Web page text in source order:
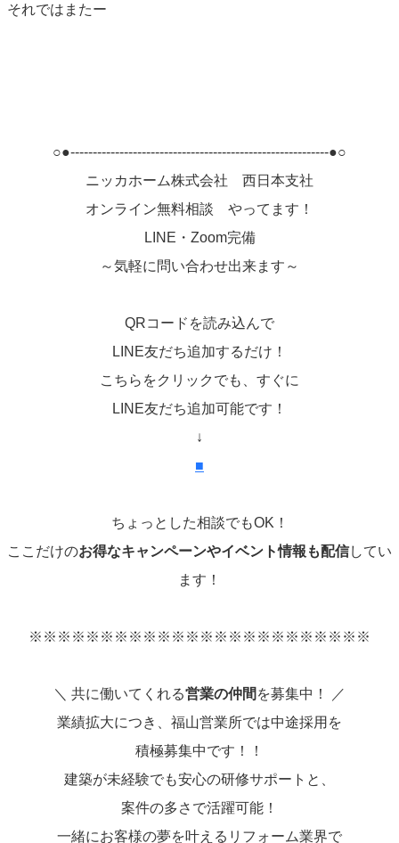
それではまたー
○●----------------------------------------------------------●○
ニッカホーム株式会社 西日本支社
オンライン無料相談 やってます！
LINE・Zoom完備
～気軽に問い合わせ出来ます～
QRコードを読み込んで
LINE友だち追加するだけ！
こちらをクリックでも、すぐに
LINE友だち追加可能です！
↓
■
ちょっとした相談でもOK！
ここだけのお得なキャンペーンやイベント情報も配信してい
ます！
※※※※※※※※※※※※※※※※※※※※※※※※
＼ 共に働いてくれる営業の仲間 を募集中！ ／
業績拡大につき、福山営業所では中途採用を
積極募集中です！！
建築が未経験でも安心の研修サポートと、
案件の多さで活躍可能！
一緒にお客様の夢を叶えるリフォーム業界で